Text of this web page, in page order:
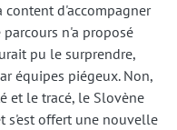
content d'accompagner
n'a proposé
pu le surprendre,
équipes piégeux. Non,
et le tracé, le Slovène
s'est offert une nouvelle